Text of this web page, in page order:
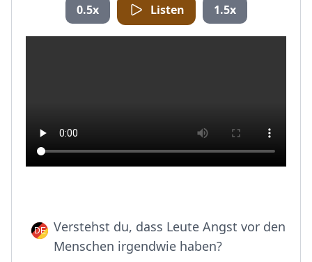
0.5x Listen 1.5x
Verstehst du, dass Leute Angst vor den
Menschen irgendwie haben?